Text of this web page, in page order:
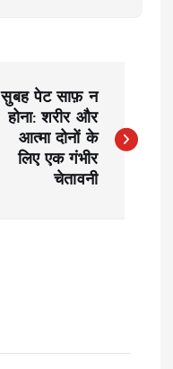
सुबह पेट साफ़ न
होना: शरीर और
आत्मा दोनों के
लिए एक गंभीर
चेतावनी